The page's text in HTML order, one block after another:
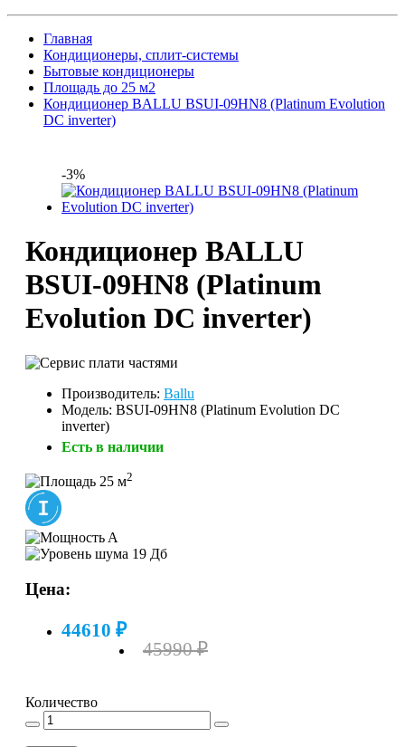
Главная
Кондиционеры, сплит-системы
Бытовые кондиционеры
Площадь до 25 м2
Кондиционер BALLU BSUI-09HN8 (Platinum Evolution
DC inverter)
-3%
Кондиционер BALLU
BSUI-09HN8 (Platinum
Evolution DC inverter)
Производитель: Ballu
Модель: BSUI-09HN8 (Platinum Evolution DC
inverter)
Есть в наличии
25 м2
A
19 Дб
Цена:
44610 ₽
45990 ₽
Количество